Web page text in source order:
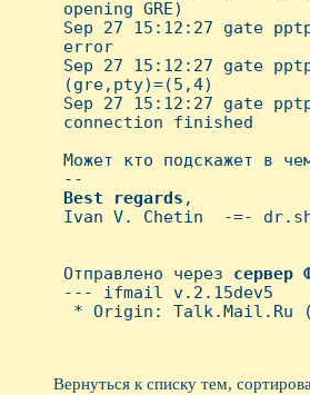
opening GRE)
Sep 27 15:12:27 gate
error
Sep 27 15:12:27 gate
(gre,pty)=(5,4)
Sep 27 15:12:27 gate
connection finished
Может кто подскажет в
--
Best
regards ,
Ivan V. Chetin  -=-
Отправлено через сервер
--- ifmail v.2.15dev5
* Origin: Talk.Mail.Ru
Вернуться к списку тем,